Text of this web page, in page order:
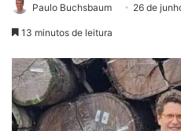
Paulo Buchsbaum 26 de
13 minutos de leitura